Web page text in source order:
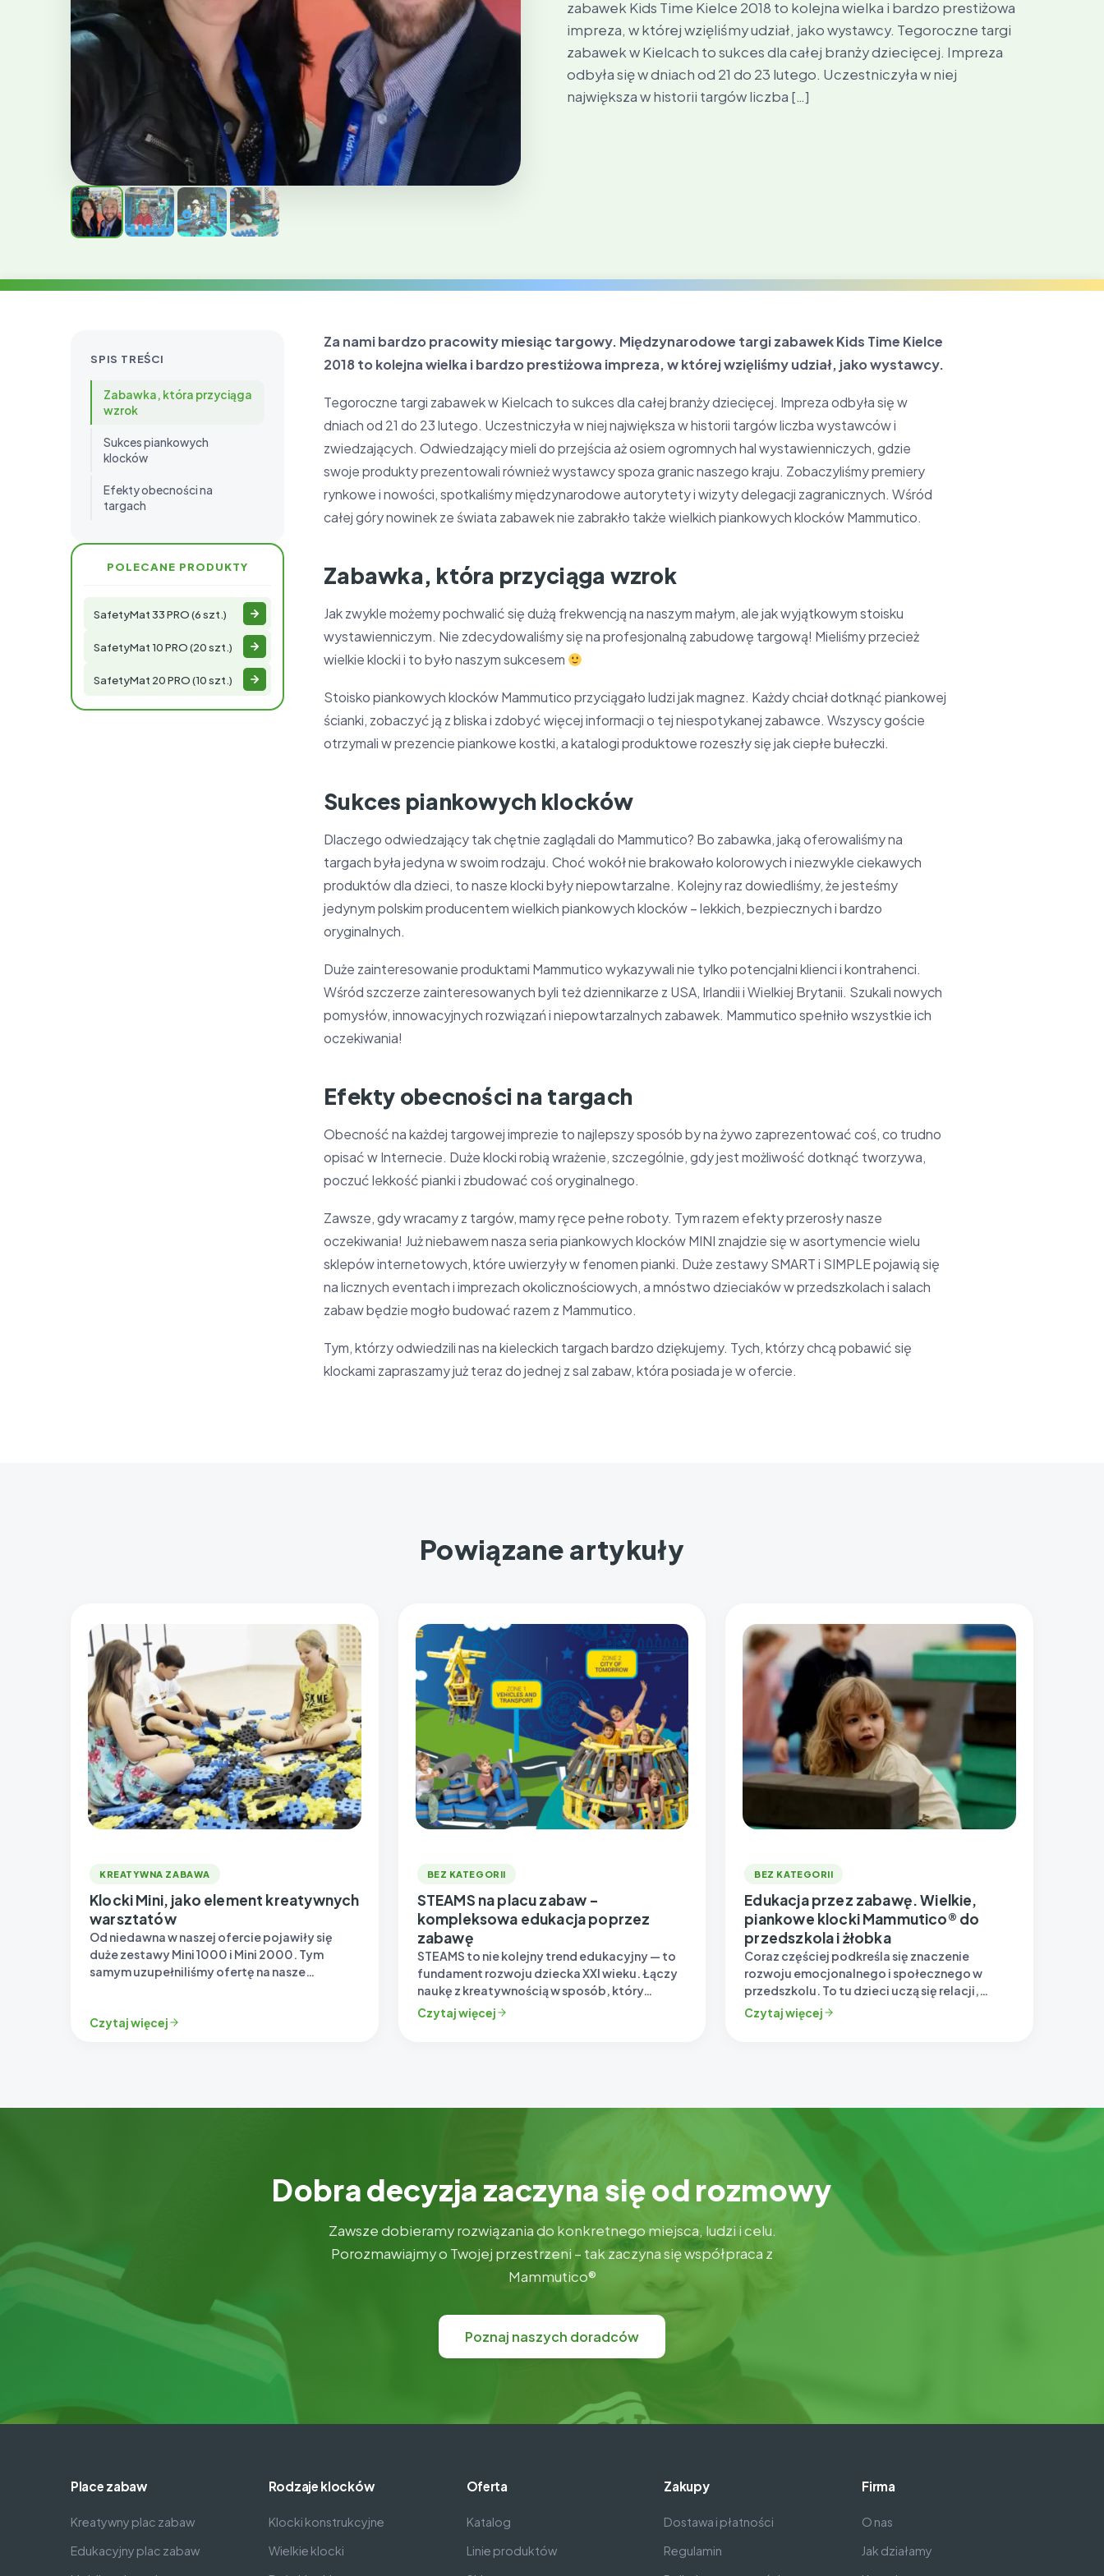
zabawek Kids Time Kielce 2018 to kolejna wielka i bardzo prestiżowa
impreza, w której wzięliśmy udział, jako wystawcy. Tegoroczne targi
zabawek w Kielcach to sukces dla całej branży dziecięcej. Impreza
odbyła się w dniach od 21 do 23 lutego. Uczestniczyła w niej
największa w historii targów liczba […]
SPIS TREŚCI
Zabawka, która przyciąga
wzrok
Sukces piankowych
klocków
Efekty obecności na
targach
POLECANE PRODUKTY
SafetyMat 33 PRO (6 szt.)
SafetyMat 10 PRO (20 szt.)
SafetyMat 20 PRO (10 szt.)
Za nami bardzo pracowity miesiąc targowy. Międzynarodowe targi zabawek Kids Time Kielce
2018 to kolejna wielka i bardzo prestiżowa impreza, w której wzięliśmy udział, jako wystawcy.
Tegoroczne targi zabawek w Kielcach to sukces dla całej branży dziecięcej. Impreza odbyła się w
dniach od 21 do 23 lutego. Uczestniczyła w niej największa w historii targów liczba wystawców i
zwiedzających. Odwiedzający mieli do przejścia aż osiem ogromnych hal wystawienniczych, gdzie
swoje produkty prezentowali również wystawcy spoza granic naszego kraju. Zobaczyliśmy premiery
rynkowe i nowości, spotkaliśmy międzynarodowe autorytety i wizyty delegacji zagranicznych. Wśród
całej góry nowinek ze świata zabawek nie zabrakło także wielkich piankowych klocków Mammutico.
Zabawka, która przyciąga wzrok
Jak zwykle możemy pochwalić się dużą frekwencją na naszym małym, ale jak wyjątkowym stoisku
wystawienniczym. Nie zdecydowaliśmy się na profesjonalną zabudowę targową! Mieliśmy przecież
wielkie klocki i to było naszym sukcesem
Stoisko piankowych klocków Mammutico przyciągało ludzi jak magnez. Każdy chciał dotknąć piankowej
ścianki, zobaczyć ją z bliska i zdobyć więcej informacji o tej niespotykanej zabawce. Wszyscy goście
otrzymali w prezencie piankowe kostki, a katalogi produktowe rozeszły się jak ciepłe bułeczki.
Sukces piankowych klocków
Dlaczego odwiedzający tak chętnie zaglądali do Mammutico? Bo zabawka, jaką oferowaliśmy na
targach była jedyna w swoim rodzaju. Choć wokół nie brakowało kolorowych i niezwykle ciekawych
produktów dla dzieci, to nasze klocki były niepowtarzalne. Kolejny raz dowiedliśmy, że jesteśmy
jedynym polskim producentem wielkich piankowych klocków – lekkich, bezpiecznych i bardzo
oryginalnych.
Duże zainteresowanie produktami Mammutico wykazywali nie tylko potencjalni klienci i kontrahenci.
Wśród szczerze zainteresowanych byli też dziennikarze z USA, Irlandii i Wielkiej Brytanii. Szukali nowych
pomysłów, innowacyjnych rozwiązań i niepowtarzalnych zabawek. Mammutico spełniło wszystkie ich
oczekiwania!
Efekty obecności na targach
Obecność na każdej targowej imprezie to najlepszy sposób by na żywo zaprezentować coś, co trudno
opisać w Internecie. Duże klocki robią wrażenie, szczególnie, gdy jest możliwość dotknąć tworzywa,
poczuć lekkość pianki i zbudować coś oryginalnego.
Zawsze, gdy wracamy z targów, mamy ręce pełne roboty. Tym razem efekty przerosły nasze
oczekiwania! Już niebawem nasza seria piankowych klocków MINI znajdzie się w asortymencie wielu
sklepów internetowych, które uwierzyły w fenomen pianki. Duże zestawy SMART i SIMPLE pojawią się
na licznych eventach i imprezach okolicznościowych, a mnóstwo dzieciaków w przedszkolach i salach
zabaw będzie mogło budować razem z Mammutico.
Tym, którzy odwiedzili nas na kieleckich targach bardzo dziękujemy. Tych, którzy chcą pobawić się
klockami zapraszamy już teraz do jednej z sal zabaw, która posiada je w ofercie.
Powiązane artykuły
KREATYWNA ZABAWA
Klocki Mini, jako element kreatywnych
warsztatów
Od niedawna w naszej ofercie pojawiły się
duże zestawy Mini 1000 i Mini 2000. Tym
samym uzupełniliśmy ofertę na nasze…
Czytaj więcej
BEZ KATEGORII
STEAMS na placu zabaw –
kompleksowa edukacja poprzez
zabawę
STEAMS to nie kolejny trend edukacyjny — to
fundament rozwoju dziecka XXI wieku. Łączy
naukę z kreatywnością w sposób, który…
Czytaj więcej
BEZ KATEGORII
Edukacja przez zabawę. Wielkie,
piankowe klocki Mammutico® do
przedszkola i żłobka
Coraz częściej podkreśla się znaczenie
rozwoju emocjonalnego i społecznego w
przedszkolu. To tu dzieci uczą się relacji,
współpracy i rozwijają…
Czytaj więcej
Dobra decyzja zaczyna się od rozmowy
Zawsze dobieramy rozwiązania do konkretnego miejsca, ludzi i celu.
Porozmawiajmy o Twojej przestrzeni – tak zaczyna się współpraca z
Mammutico®
Poznaj naszych doradców
Place zabaw
Kreatywny plac zabaw
Edukacyjny plac zabaw
Rodzaje klocków
Klocki konstrukcyjne
Wielkie klocki
Oferta
Katalog
Linie produktów
Zakupy
Dostawa i płatności
Regulamin
Firma
O nas
Jak działamy